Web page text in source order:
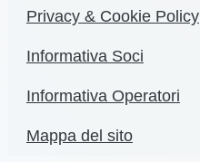
Privacy & Cookie Policy
Informativa Soci
Informativa Operatori
Mappa del sito